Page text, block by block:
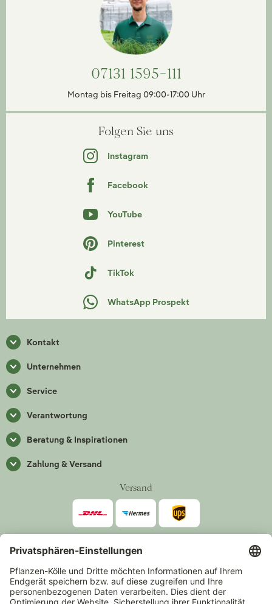
07131 1595-111
Montag bis Freitag 09:00-17:00 Uhr
Folgen Sie uns
Instagram
Facebook
YouTube
Pinterest
TikTok
WhatsApp Prospekt
Kontakt
Unternehmen
Service
Verantwortung
Beratung & Inspirationen
Zahlung & Versand
Versand
Zahlarten